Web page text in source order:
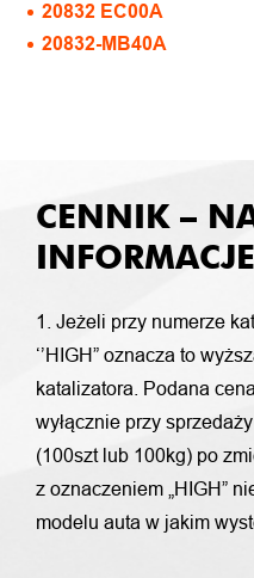
20832 EC00A
20832-MB40A
CENNIK –
INFORMACJE
1. Jeżeli przy numerze
‘’HIGH” oznacza to
katalizatora. Podana
wyłącznie przy
(100szt lub 100kg) po
z oznaczeniem „HIGH”
modelu auta w jakim